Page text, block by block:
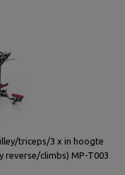
triceps/3 x in hoogte
climbs) MP-T003